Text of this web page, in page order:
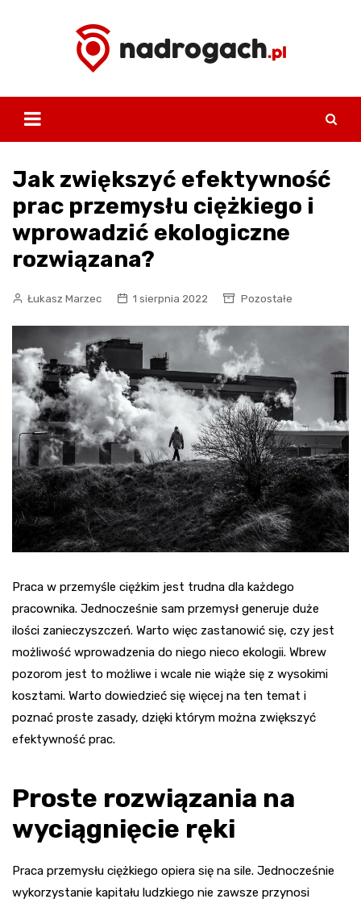
Jak zwiększyć efektywność
prac przemysłu ciężkiego i
wprowadzić ekologiczne
rozwiązana?
Łukasz Marzec 1 sierpnia 2022 Pozostałe
Praca w przemyśle ciężkim jest trudna dla każdego
pracownika. Jednocześnie sam przemysł generuje duże
ilości zanieczyszczeń. Warto więc zastanowić się, czy jest
możliwość wprowadzenia do niego nieco ekologii. Wbrew
pozorom jest to możliwe i wcale nie wiąże się z wysokimi
kosztami. Warto dowiedzieć się więcej na ten temat i
poznać proste zasady, dzięki którym można zwiększyć
efektywność prac.
Proste rozwiązania na
wyciągnięcie ręki
Praca przemysłu ciężkiego opiera się na sile. Jednocześnie
wykorzystanie kapitału ludzkiego nie zawsze przynosi